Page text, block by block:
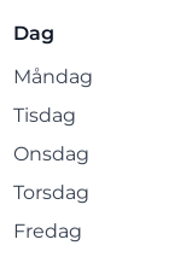
Dag
Måndag
Tisdag
Onsdag
Torsdag
Fredag